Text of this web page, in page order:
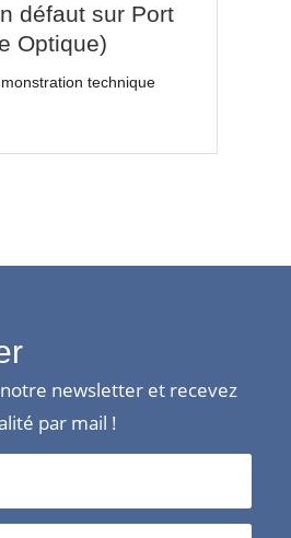
défaut sur Port
Optique)
technique
newsletter et recevez
par mail !